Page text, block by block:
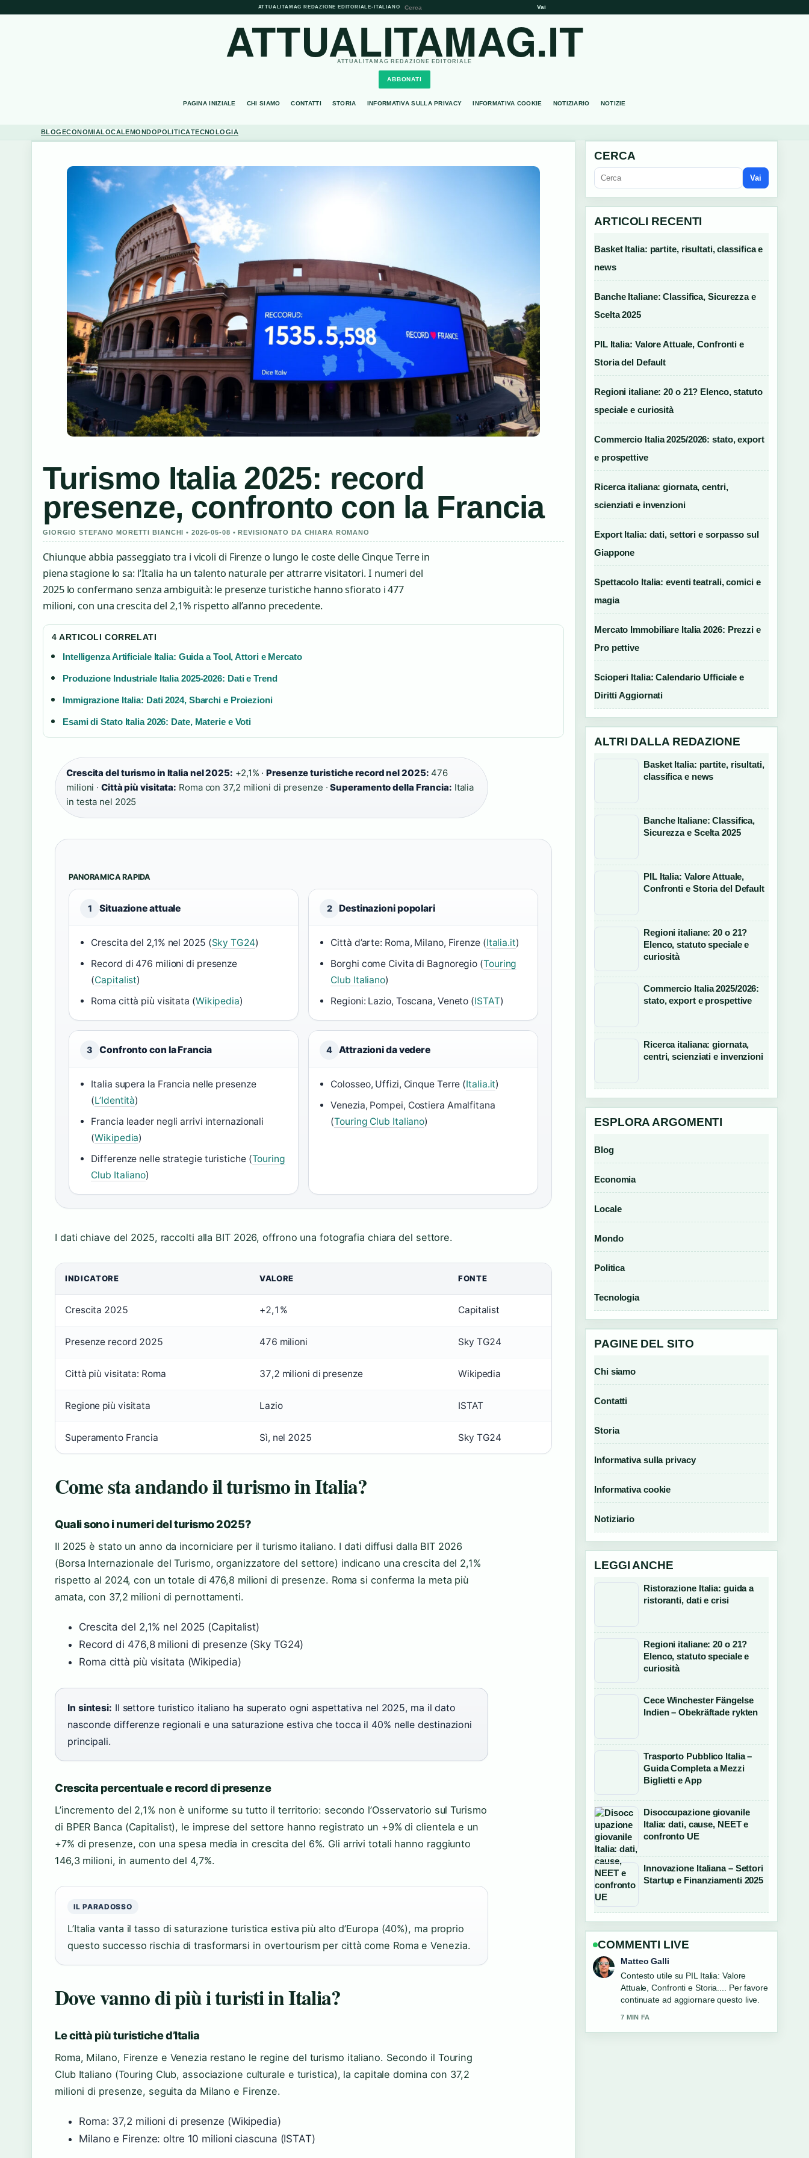
ATTUALITAMAG REDAZIONE EDITORIALE• ITALIANO Vai
ATTUALITAMAG.IT
ATTUALITAMAG REDAZIONE EDITORIALE
ABBONATI
PAGINA INIZIALE CHI SIAMO CONTATTI STORIA INFORMATIVA SULLA PRIVACY INFORMATIVA COOKIE NOTIZIARIO NOTIZIE
BLOGECONOMIALOCALEMONDOPOLITICATECNOLOGIA
Turismo Italia 2025: record
presenze, confronto con la Francia
GIORGIO STEFANO MORETTI BIANCHI • 2026-05-08 • REVISIONATO DA CHIARA ROMANO
Chiunque abbia passeggiato tra i vicoli di Firenze o lungo le coste delle Cinque Terre in
piena stagione lo sa: l’Italia ha un talento naturale per attrarre visitatori. I numeri del
2025 lo confermano senza ambiguità: le presenze turistiche hanno sfiorato i 477
milioni, con una crescita del 2,1% rispetto all’anno precedente.
4 ARTICOLI CORRELATI
Intelligenza Artificiale Italia: Guida a Tool, Attori e Mercato
Produzione Industriale Italia 2025-2026: Dati e Trend
Immigrazione Italia: Dati 2024, Sbarchi e Proiezioni
Esami di Stato Italia 2026: Date, Materie e Voti
Crescita del turismo in Italia nel 2025: +2,1% ·Presenze turistiche record nel 2025: 476
milioni ·Città più visitata: Roma con 37,2 milioni di presenze ·Superamento della Francia: Italia
in testa nel 2025
PANORAMICA RAPIDA
1 Situazione attuale
Crescita del 2,1% nel 2025 (Sky TG24)
Record di 476 milioni di presenze
(Capitalist)
Roma città più visitata (Wikipedia)
2 Destinazioni popolari
Città d’arte: Roma, Milano, Firenze (Italia.it)
Borghi come Civita di Bagnoregio (Touring
Club Italiano)
Regioni: Lazio, Toscana, Veneto (ISTAT)
3 Confronto con la Francia
Italia supera la Francia nelle presenze
(L’Identità)
Francia leader negli arrivi internazionali
(Wikipedia)
Differenze nelle strategie turistiche (Touring
Club Italiano)
4 Attrazioni da vedere
Colosseo, Uffizi, Cinque Terre (Italia.it)
Venezia, Pompei, Costiera Amalfitana
(Touring Club Italiano)
I dati chiave del 2025, raccolti alla BIT 2026, offrono una fotografia chiara del settore.
INDICATORE VALORE FONTE
Crescita 2025 +2,1% Capitalist
Presenze record 2025 476 milioni Sky TG24
Città più visitata: Roma 37,2 milioni di presenze Wikipedia
Regione più visitata Lazio ISTAT
Superamento Francia Sì, nel 2025 Sky TG24
Come sta andando il turismo in Italia?
Quali sono i numeri del turismo 2025?
Il 2025 è stato un anno da incorniciare per il turismo italiano. I dati diffusi dalla BIT 2026
(Borsa Internazionale del Turismo, organizzatore del settore) indicano una crescita del 2,1%
rispetto al 2024, con un totale di 476,8 milioni di presenze. Roma si conferma la meta più
amata, con 37,2 milioni di pernottamenti.
Crescita del 2,1% nel 2025 (Capitalist)
Record di 476,8 milioni di presenze (Sky TG24)
Roma città più visitata (Wikipedia)
In sintesi: Il settore turistico italiano ha superato ogni aspettativa nel 2025, ma il dato
nasconde differenze regionali e una saturazione estiva che tocca il 40% nelle destinazioni
principali.
Crescita percentuale e record di presenze
L’incremento del 2,1% non è uniforme su tutto il territorio: secondo l’Osservatorio sul Turismo
di BPER Banca (Capitalist), le imprese del settore hanno registrato un +9% di clientela e un
+7% di presenze, con una spesa media in crescita del 6%. Gli arrivi totali hanno raggiunto
146,3 milioni, in aumento del 4,7%.
IL PARADOSSO
L’Italia vanta il tasso di saturazione turistica estiva più alto d’Europa (40%), ma proprio
questo successo rischia di trasformarsi in overtourism per città come Roma e Venezia.
Dove vanno di più i turisti in Italia?
Le città più turistiche d’Italia
Roma, Milano, Firenze e Venezia restano le regine del turismo italiano. Secondo il Touring
Club Italiano (Touring Club, associazione culturale e turistica), la capitale domina con 37,2
milioni di presenze, seguita da Milano e Firenze.
Roma: 37,2 milioni di presenze (Wikipedia)
Milano e Firenze: oltre 10 milioni ciascuna (ISTAT)
CERCA
Vai
ARTICOLI RECENTI
Basket Italia: partite, risultati, classifica e
news
Banche Italiane: Classifica, Sicurezza e
Scelta 2025
PIL Italia: Valore Attuale, Confronti e
Storia del Default
Regioni italiane: 20 o 21? Elenco, statuto
speciale e curiosità
Commercio Italia 2025/2026: stato, export
e prospettive
Ricerca italiana: giornata, centri,
scienziati e invenzioni
Export Italia: dati, settori e sorpasso sul
Giappone
Spettacolo Italia: eventi teatrali, comici e
magia
Mercato Immobiliare Italia 2026: Prezzi e
Pro pettive
Scioperi Italia: Calendario Ufficiale e
Diritti Aggiornati
ALTRI DALLA REDAZIONE
Basket Italia: partite, risultati,
classifica e news
Banche Italiane: Classifica,
Sicurezza e Scelta 2025
PIL Italia: Valore Attuale,
Confronti e Storia del Default
Regioni italiane: 20 o 21?
Elenco, statuto speciale e
curiosità
Commercio Italia 2025/2026:
stato, export e prospettive
Ricerca italiana: giornata,
centri, scienziati e invenzioni
ESPLORA ARGOMENTI
Blog
Economia
Locale
Mondo
Politica
Tecnologia
PAGINE DEL SITO
Chi siamo
Contatti
Storia
Informativa sulla privacy
Informativa cookie
Notiziario
LEGGI ANCHE
Ristorazione Italia: guida a
ristoranti, dati e crisi
Regioni italiane: 20 o 21?
Elenco, statuto speciale e
curiosità
Cece Winchester Fängelse
Indien – Obekräftade rykten
Trasporto Pubblico Italia –
Guida Completa a Mezzi
Biglietti e App
Disoccupazione giovanile
Italia: dati, cause, NEET e
confronto UE
Innovazione Italiana – Settori
Startup e Finanziamenti 2025
COMMENTI LIVE
Chiara Romano
La copertura di Basket Italia: partite,
risultati, classifica e news sembra solida
e molto facile da seguire.
9 MIN FA